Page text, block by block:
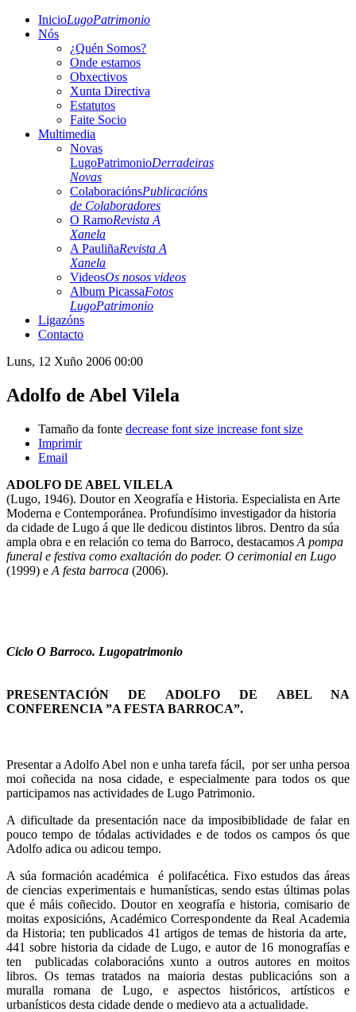
InicioLugoPatrimonio
Nós
¿Quén Somos?
Onde estamos
Obxectivos
Xunta Directiva
Estatutos
Faite Socio
Multimedia
Novas
LugoPatrimonioDerradeiras
Novas
ColaboraciónsPublicacións
de Colaboradores
O RamoRevista A
Xanela
A PauliñaRevista A
Xanela
VideosOs nosos videos
Album PicassaFotos
LugoPatrimonio
Ligazóns
Contacto
Luns, 12 Xuño 2006 00:00
Adolfo de Abel Vilela
Tamaño da fonte decrease font size increase font size
Imprimir
Email
ADOLFO DE ABEL VILELA
(Lugo, 1946). Doutor en Xeografía e Historia. Especialista en Arte
Moderna e Contemporánea. Profundísimo investigador da historia
da cidade de Lugo á que lle dedicou distintos libros. Dentro da súa
ampla obra e en relación co tema do Barroco, destacamos A pompa
funeral e festiva como exaltación do poder. O cerimonial en Lugo
(1999) e A festa barroca (2006).
Ciclo O Barroco. Lugopatrimonio
PRESENTACIÓN DE ADOLFO DE ABEL NA
CONFERENCIA ”A FESTA BARROCA”.
Presentar a Adolfo Abel non e unha tarefa fácil, por ser unha persoa
moi coñecida na nosa cidade, e especialmente para todos os que
participamos nas actividades de Lugo Patrimonio.
A dificultade da presentación nace da imposibiblidade de falar en
pouco tempo de tódalas actividades e de todos os campos ós que
Adolfo adica ou adicou tempo.
A súa formación académica é polifacética. Fixo estudos das áreas
de ciencias experimentais e humanísticas, sendo estas últimas polas
que é máis coñecido. Doutor en xeografía e historia, comisario de
moitas exposicións, Académico Correspondente da Real Academia
da Historia; ten publicados 41 artigos de temas de historia da arte,
441 sobre historia da cidade de Lugo, e autor de 16 monografías e
ten publicadas colaboracións xunto a outros autores en moitos
libros. Os temas tratados na maioria destas publicacións son a
muralla romana de Lugo, e aspectos históricos, artísticos e
urbanísticos desta cidade dende o medievo ata a actualidade.